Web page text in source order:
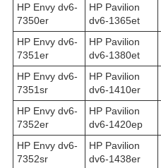
HP Envy dv6-
7350er
HP Pavilion
dv6-1365et
HP Envy dv6-
7351er
HP Pavilion
dv6-1380et
HP Envy dv6-
7351sr
HP Pavilion
dv6-1410er
HP Envy dv6-
7352er
HP Pavilion
dv6-1420ep
HP Envy dv6-
7352sr
HP Pavilion
dv6-1438er